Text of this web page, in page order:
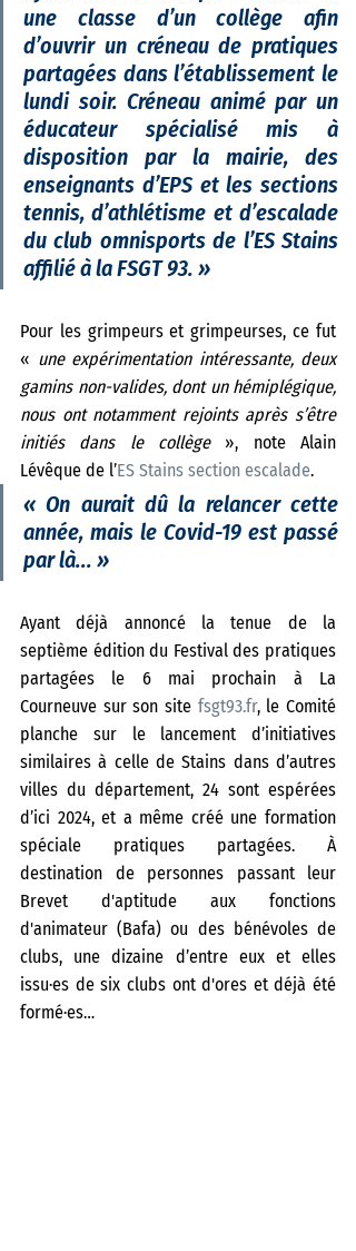
une classe d’un collège afin
d’ouvrir un créneau de pratiques
partagées dans l’établissement le
lundi soir. Créneau animé par un
éducateur spécialisé mis à
disposition par la mairie, des
enseignants d’EPS et les sections
tennis, d’athlétisme et d’escalade
du club omnisports de l’ES Stains
affilié à la FSGT 93. »
Pour les grimpeurs et grimpeurses, ce fut
« une expérimentation intéressante, deux
gamins non-valides, dont un hémiplégique,
nous ont notamment rejoints après s’être
initiés dans le collège », note Alain
Lévêque de l’ES Stains section escalade.
« On aurait dû la relancer cette
année, mais le Covid-19 est passé
par là... »
Ayant déjà annoncé la tenue de la
septième édition du Festival des pratiques
partagées le 6 mai prochain à La
Courneuve sur son site fsgt93.fr, le Comité
planche sur le lancement d’initiatives
similaires à celle de Stains dans d’autres
villes du département, 24 sont espérées
d’ici 2024, et a même créé une formation
spéciale pratiques partagées. À
destination de personnes passant leur
Brevet d'aptitude aux fonctions
d'animateur (Bafa) ou des bénévoles de
clubs, une dizaine d’entre eux et elles
issu·es de six clubs ont d'ores et déjà été
formé·es…